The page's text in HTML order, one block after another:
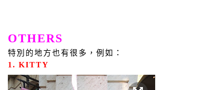
OTHERS
特別的地方也有很多，例如：
1. KITTY